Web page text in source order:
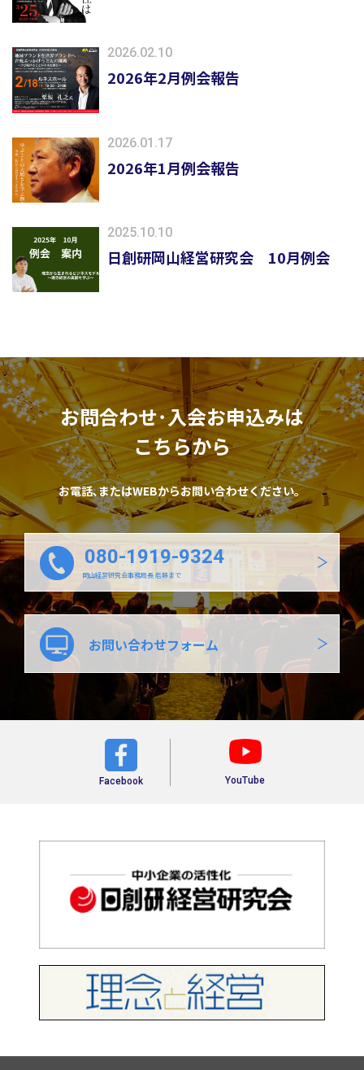
2026.02.10
2026年2月例会報告
2026.01.17
2026年1月例会報告
2025.10.10
日創研岡山経営研究会 10月例会
お問合わせ･入会お申込みは
こちらから
お電話､またはWEBからお問い合わせください。
080-1919-9324
岡山経営研究会事務局長 岩藤まで
お問い合わせフォーム
Facebook YouTube